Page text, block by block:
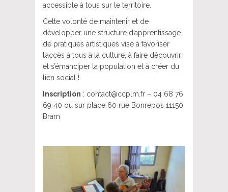
accessible à tous sur le territoire.
Cette volonté de maintenir et de
développer une structure d’apprentissage
de pratiques artistiques vise à favoriser
l’accès à tous à la culture, à faire découvrir
et s’émanciper la population et à créer du
lien social !
Inscription : contact@ccplm.fr – 04 68 76
69 40 ou sur place 60 rue Bonrepos 11150
Bram